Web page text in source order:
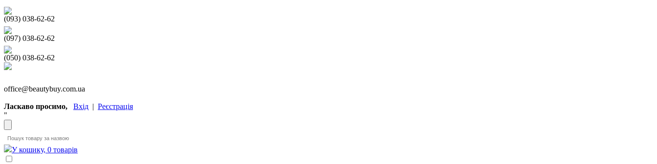
(093) 038-62-62
(097) 038-62-62
(050) 038-62-62
office@beautybuy.com.ua
Ласкаво просимо, Вхід | Реєстрація
"
У кошику, 0 товарів